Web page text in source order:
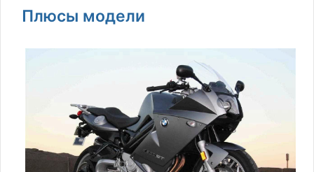
Плюсы модели